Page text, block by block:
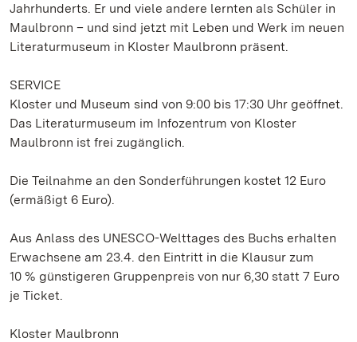
Jahrhunderts. Er und viele andere lernten als Schüler in
Maulbronn – und sind jetzt mit Leben und Werk im neuen
Literaturmuseum in Kloster Maulbronn präsent.
SERVICE
Kloster und Museum sind von 9:00 bis 17:30 Uhr geöffnet.
Das Literaturmuseum im Infozentrum von Kloster
Maulbronn ist frei zugänglich.
Die Teilnahme an den Sonderführungen kostet 12 Euro
(ermäßigt 6 Euro).
Aus Anlass des UNESCO-Welttages des Buchs erhalten
Erwachsene am 23.4. den Eintritt in die Klausur zum
10 % günstigeren Gruppenpreis von nur 6,30 statt 7 Euro
je Ticket.
Kloster Maulbronn